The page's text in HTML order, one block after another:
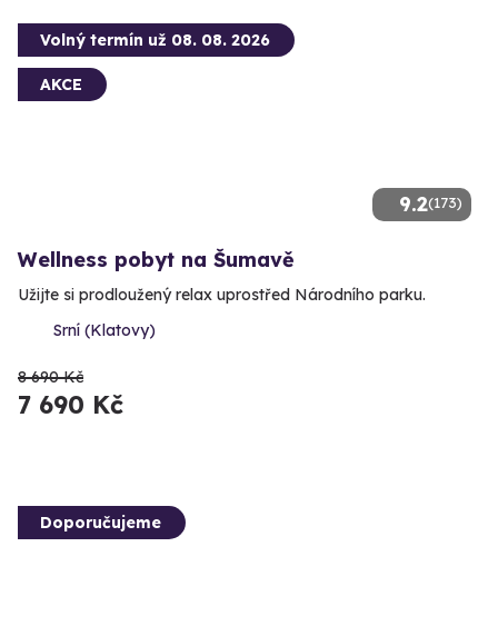
9.2(173)
Volný termín už 08. 08. 2026
AKCE
Wellness pobyt na Šumavě
Užijte si prodloužený relax uprostřed Národního parku.
Srní (Klatovy)
8 690 Kč
7 690 Kč
Doporučujeme